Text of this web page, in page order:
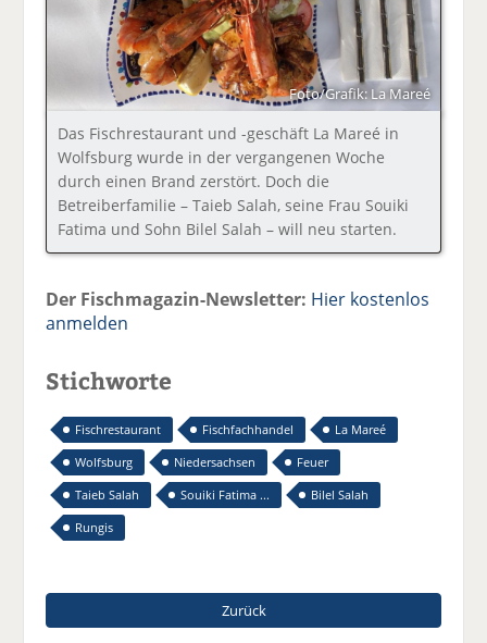
Foto/Grafik: La Mareé
Das Fischrestaurant und -geschäft La Mareé in
Wolfsburg wurde in der vergangenen Woche
durch einen Brand zerstört. Doch die
Betreiberfamilie – Taieb Salah, seine Frau Souiki
Fatima und Sohn Bilel Salah – will neu starten.
Der Fischmagazin-Newsletter: Hier kostenlos
anmelden
Stichworte
Fischrestaurant Fischfachhandel
La Mareé
Wolfsburg
Niedersachsen
Feuer
Taieb Salah
Souiki Fatima ...
Bilel Salah
Rungis
Zurück